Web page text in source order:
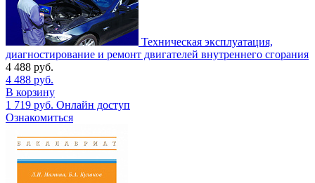
Техническая эксплуатация,
диагностирование и ремонт двигателей внутреннего сгорания
4 488 руб.
4 488 руб.
В корзину
1 719 руб. Онлайн доступ
Ознакомиться